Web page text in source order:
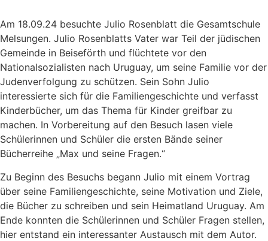
Am 18.09.24 besuchte Julio Rosenblatt die Gesamtschule
Melsungen. Julio Rosenblatts Vater war Teil der jüdischen
Gemeinde in Beiseförth und flüchtete vor den
Nationalsozialisten nach Uruguay, um seine Familie vor der
Judenverfolgung zu schützen. Sein Sohn Julio
interessierte sich für die Familiengeschichte und verfasst
Kinderbücher, um das Thema für Kinder greifbar zu
machen. In Vorbereitung auf den Besuch lasen viele
Schülerinnen und Schüler die ersten Bände seiner
Bücherreihe „Max und seine Fragen.“
Zu Beginn des Besuchs begann Julio mit einem Vortrag
über seine Familiengeschichte, seine Motivation und Ziele,
die Bücher zu schreiben und sein Heimatland Uruguay. Am
Ende konnten die Schülerinnen und Schüler Fragen stellen,
hier entstand ein interessanter Austausch mit dem Autor.